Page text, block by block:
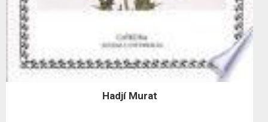
Hadjí Murat